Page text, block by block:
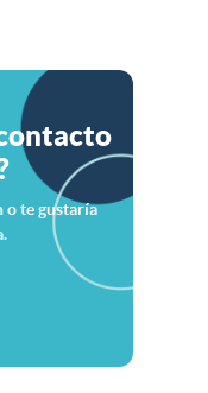
o te gustaría